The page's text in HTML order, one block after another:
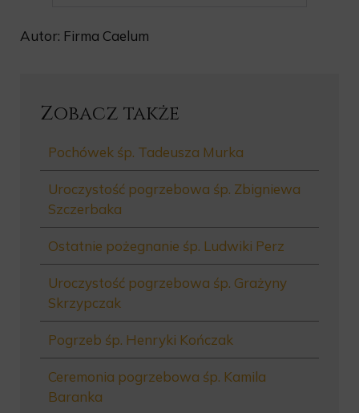
Autor: Firma Caelum
Zobacz także
Pochówek śp. Tadeusza Murka
Uroczystość pogrzebowa śp. Zbigniewa
Szczerbaka
Ostatnie pożegnanie śp. Ludwiki Perz
Uroczystość pogrzebowa śp. Grażyny
Skrzypczak
Pogrzeb śp. Henryki Kończak
Ceremonia pogrzebowa śp. Kamila
Baranka